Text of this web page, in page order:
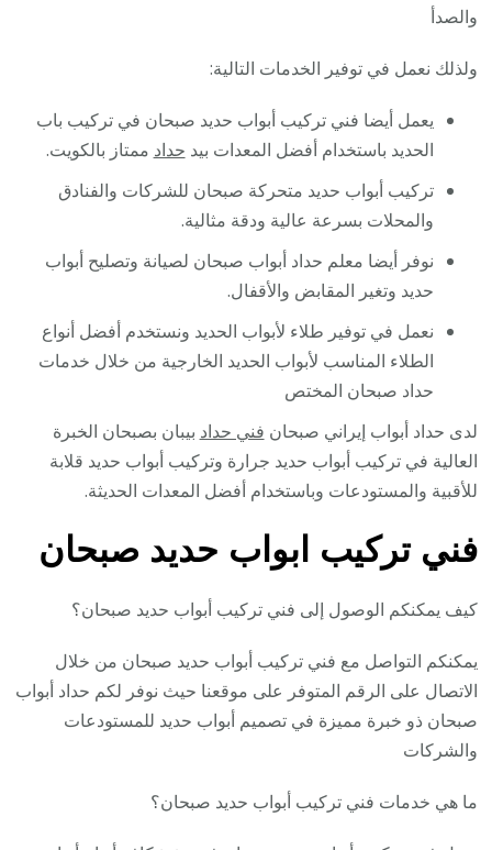
والصدأ
ولذلك نعمل في توفير الخدمات التالية:
يعمل أيضا فني تركيب أبواب حديد صبحان في تركيب باب
الحديد باستخدام أفضل المعدات بيد حداد ممتاز بالكويت.
تركيب أبواب حديد متحركة صبحان للشركات والفنادق
والمحلات بسرعة عالية ودقة مثالية.
نوفر أيضا معلم حداد أبواب صبحان لصيانة وتصليح أبواب
حديد وتغير المقابض والأقفال.
نعمل في توفير طلاء لأبواب الحديد ونستخدم أفضل أنواع
الطلاء المناسب لأبواب الحديد الخارجية من خلال خدمات
حداد صبحان المختص
لدى حداد أبواب إيراني صبحان فني حداد بيبان بصبحان الخبرة
العالية في تركيب أبواب حديد جرارة وتركيب أبواب حديد قلابة
للأقبية والمستودعات وباستخدام أفضل المعدات الحديثة.
فني تركيب ابواب حديد صبحان
كيف يمكنكم الوصول إلى فني تركيب أبواب حديد صبحان؟
يمكنكم التواصل مع فني تركيب أبواب حديد صبحان من خلال
الاتصال على الرقم المتوفر على موقعنا حيث نوفر لكم حداد أبواب
صبحان ذو خبرة مميزة في تصميم أبواب حديد للمستودعات
والشركات
ما هي خدمات فني تركيب أبواب حديد صبحان؟